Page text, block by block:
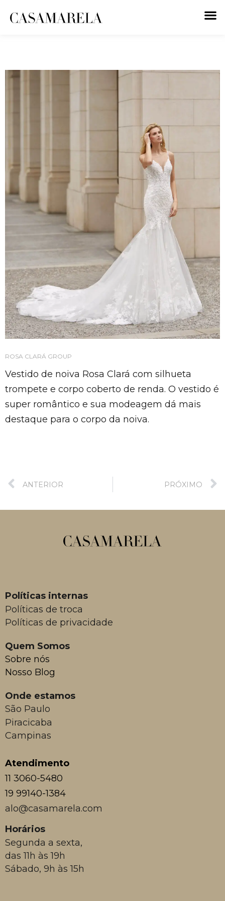
ROSA CLARÁ GROUP
Vestido de noiva Rosa Clará com silhueta
trompete e corpo coberto de renda. O vestido é
super romântico e sua modeagem dá mais
destaque para o corpo da noiva.
ANTERIOR PRÓXIMO
Políticas internas
Políticas de troca
Políticas de privacidade
Quem Somos
Sobre nós
Nosso Blog
Onde estamos
São Paulo
Piracicaba
Campinas
Atendimento
11 3060-5480
19 99140-1384
alo@casamarela.com
Horários
Segunda a sexta,
das 11h às 19h
Sábado, 9h às 15h